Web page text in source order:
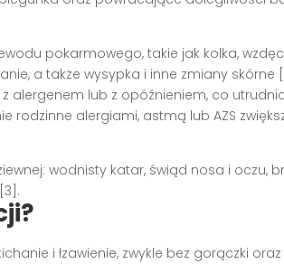
pokarmowego, takie jak kolka,
a także wysypka i inne zmiany skórne
alergenem lub z opóźnieniem, co
rodzinne alergiami, astmą lub AZS
wodnisty katar, świąd nosa i oczu,
i łzawienie, zwykle bez gorączki oraz